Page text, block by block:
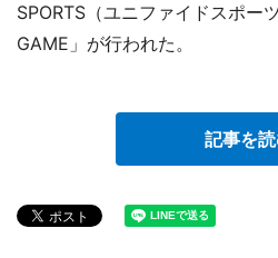
SPORTS（ユニファイドスポー
GAME」が行われた。
記事を